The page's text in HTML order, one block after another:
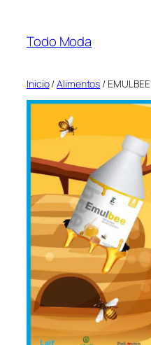
contenido
Todo Moda
Inicio/Alimentos / EMULBEE